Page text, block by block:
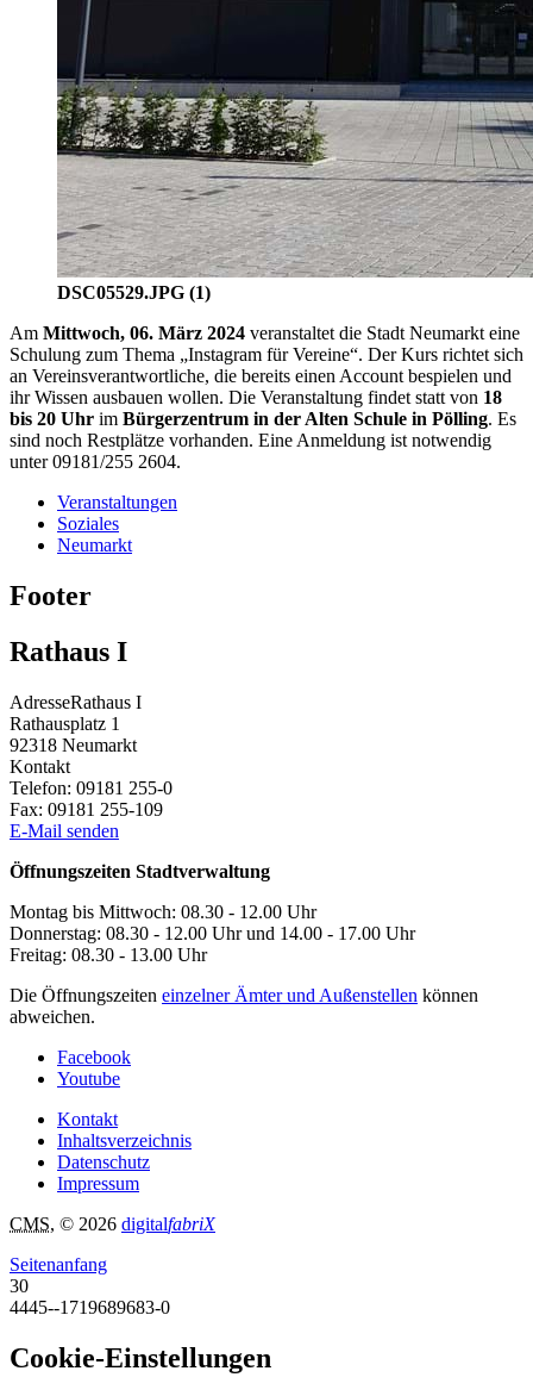
DSC05529.JPG (1)
Am Mittwoch, 06. März 2024 veranstaltet die Stadt Neumarkt eine
Schulung zum Thema „Instagram für Vereine“. Der Kurs richtet sich
an Vereinsverantwortliche, die bereits einen Account bespielen und
ihr Wissen ausbauen wollen. Die Veranstaltung findet statt von 18
bis 20 Uhr im Bürgerzentrum in der Alten Schule in Pölling. Es
sind noch Restplätze vorhanden. Eine Anmeldung ist notwendig
unter 09181/255 2604.
Veranstaltungen
Soziales
Neumarkt
Footer
Rathaus I
AdresseRathaus I
Rathausplatz 1
92318 Neumarkt
Kontakt
Telefon: 09181 255-0
Fax: 09181 255-109
E-Mail senden
Öffnungszeiten Stadtverwaltung
Montag bis Mittwoch: 08.30 - 12.00 Uhr
Donnerstag: 08.30 - 12.00 Uhr und 14.00 - 17.00 Uhr
Freitag: 08.30 - 13.00 Uhr
Die Öffnungszeiten einzelner Ämter und Außenstellen können
abweichen.
Facebook
Youtube
Kontakt
Inhaltsverzeichnis
Datenschutz
Impressum
CMS, © 2026 digitalfabriX
Seitenanfang
30
4445--1719689683-0
Cookie-Einstellungen